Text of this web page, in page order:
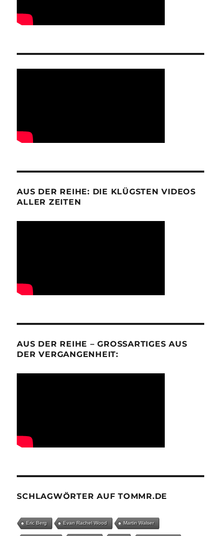
AUS DER REIHE: DIE KLÜGSTEN VIDEOS
ALLER ZEITEN
AUS DER REIHE – GROSSARTIGES AUS D
ER VERGANGENHEIT:
SCHLAGWÖRTER AUF TOMMR.DE
Eric Berg Evan Rachel Wood Martin Walser